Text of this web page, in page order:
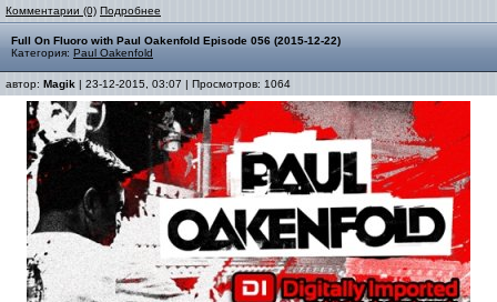
Комментарии (0) Подробнее
Full On Fluoro with Paul Oakenfold Episode 056 (2015-12-22)
Категория: Paul Oakenfold
автор: Magik | 23-12-2015, 03:07 | Просмотров: 1064